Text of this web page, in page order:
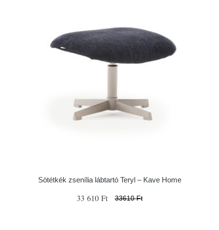
Sötétkék zsenília lábtartó Teryl – Kave Home
33 610 Ft 33610 Ft